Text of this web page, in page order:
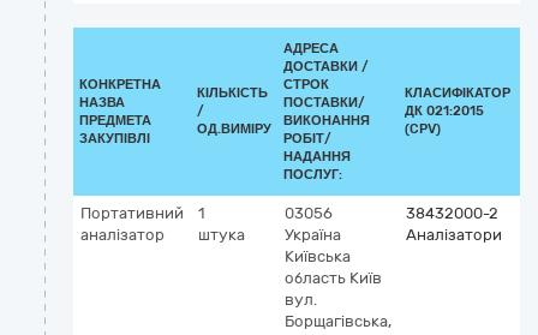
КОНКРЕТНА
НАЗВА
ПРЕДМЕТА
ЗАКУПІВЛІ
КІЛЬКІСТЬ
/
ОД.ВИМІРУ
АДРЕСА
ДОСТАВКИ /
СТРОК
ПОСТАВКИ/
ВИКОНАННЯ
РОБІТ/
НАДАННЯ
ПОСЛУГ:
КЛАСИФІКАТОР
ДК 021:2015
(CPV)
Портативний
аналізатор
1
штука
03056
Україна
Київська
область Київ
вул.
Борщагівська,
38432000-2
Аналізатори